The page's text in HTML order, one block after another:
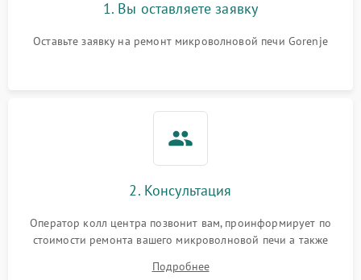
1. Вы оставляете заявку
Оставьте заявку на ремонт микроволновой печи Gorenje
2. Консультация
Оператор колл центра позвонит вам, проинформирует по
стоимости ремонта вашего микроволновой печи а также
Подробнее